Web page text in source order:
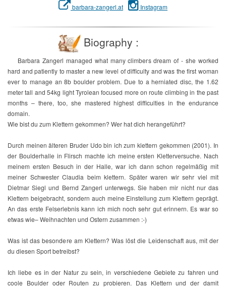
barbara-zangerl.at Instagram
Biography :
Barbara Zangerl managed what many climbers dream of - she worked
hard and patiently to master a new level of difficulty and was the first woman
ever to manage an 8b boulder problem. Due to a herniated disc, the 1.62
meter tall and 54kg light Tyrolean focused more on route climbing in the past
months – there, too, she mastered highest difficulties in the endurance
domain.
Wie bist du zum Klettern gekommen? Wer hat dich herangeführt?
Durch meinen älteren Bruder Udo bin ich zum klettern gekommen (2001). In
der Boulderhalle in Flirsch machte ich meine ersten Kletterversuche. Nach
meinem ersten Besuch in der Halle, war ich dann schon regelmäßig mit
meiner Schwester Claudia beim klettern. Später waren wir sehr viel mit
Dietmar Siegl und Bernd Zangerl unterwegs. Sie haben mir nicht nur das
Klettern beigebracht, sondern auch meine Einstellung zum Klettern geprägt.
An das erste Felserlebnis kann ich mich noch sehr gut erinnern. Es war so
etwas wie– Weihnachten und Ostern zusammen :-)
Was ist das besondere am Klettern? Was löst die Leidenschaft aus, mit der
du diesen Sport betreibst?
Ich liebe es in der Natur zu sein, in verschiedene Gebiete zu fahren und
coole Boulder oder Routen zu probieren. Das Klettern und der damit